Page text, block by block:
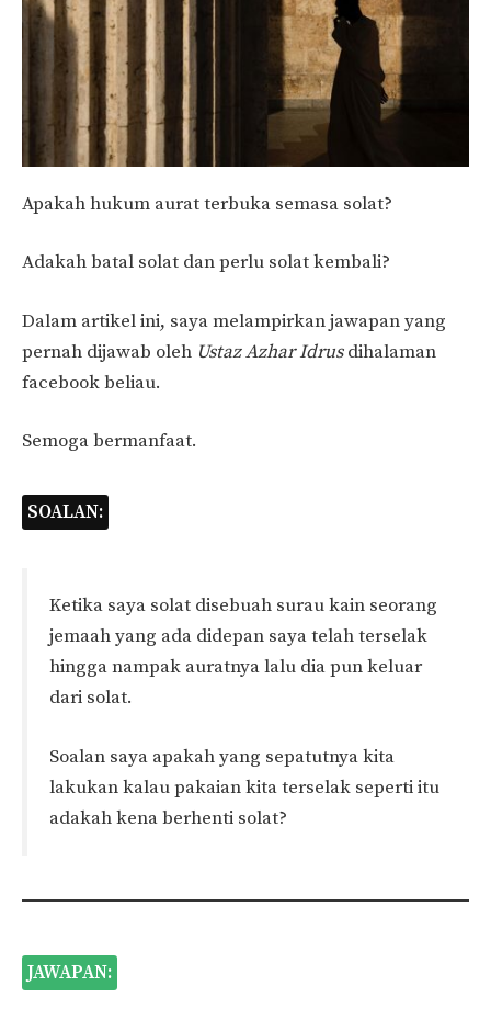
Apakah hukum aurat terbuka semasa solat?
Adakah batal solat dan perlu solat kembali?
Dalam artikel ini, saya melampirkan jawapan yang
pernah dijawab oleh Ustaz Azhar Idrusdihalaman
facebook beliau.
Semoga bermanfaat.
SOALAN:
Ketika saya solat disebuah surau kain seorang
jemaah yang ada didepan saya telah terselak
hingga nampak auratnya lalu dia pun keluar
dari solat.
Soalan saya apakah yang sepatutnya kita
lakukan kalau pakaian kita terselak seperti itu
adakah kena berhenti solat?
JAWAPAN: